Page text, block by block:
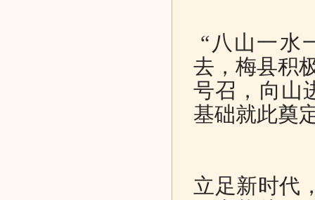
“八山一水
去，梅县积
号召，向山
基础就此奠
立足新时代